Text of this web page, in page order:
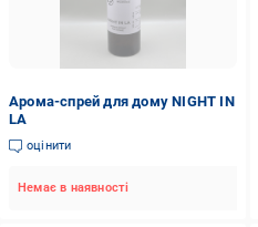
Арома-спрей для дому NIGHT IN
LA
оцінити
Немає в наявності